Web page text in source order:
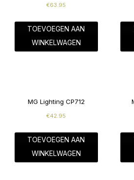
€63.95
TOEVOEGEN AAN
WINKELWAGEN
MG Lighting CP712
€42.95
TOEVOEGEN AAN
WINKELWAGEN